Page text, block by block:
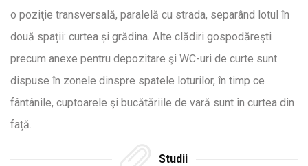
o poziţie transversală, paralelă cu strada, separând lotul în
două spații: curtea și grădina. Alte clădiri gospodăreşti
precum anexe pentru depozitare şi WC-uri de curte sunt
dispuse în zonele dinspre spatele loturilor, în timp ce
fântânile, cuptoarele şi bucătăriile de vară sunt în curtea din
față.
Studii